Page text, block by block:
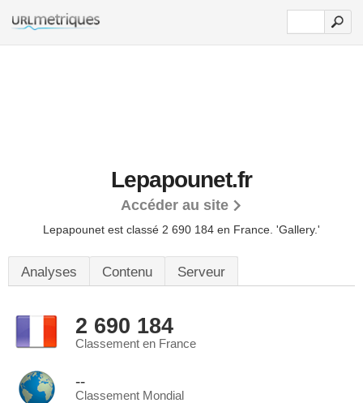
Lepapounet.fr
Accéder au site
Lepapounet est classé 2 690 184 en France. 'Gallery.'
Analyses Contenu Serveur
2 690 184
Classement en France
--
Classement Mondial